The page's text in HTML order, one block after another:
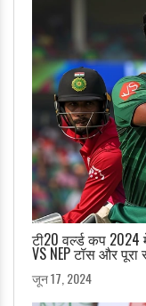
टी20 वर्ल्ड कप 2024
VS NEP टॉस और पूरा
जून 17, 2024